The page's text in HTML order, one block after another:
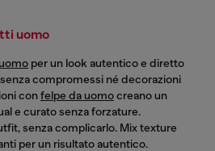
uomo
per un look autentico e diretto
compromessi né decorazioni
confelpe da uomocreano un
e curato senza forzature.
senza complicarlo. Mix texture
per un risultato autentico.